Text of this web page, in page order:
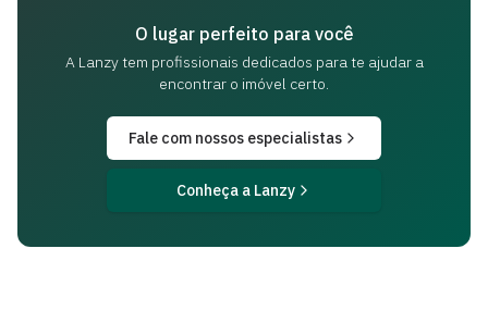
O lugar perfeito para você
A Lanzy tem profissionais dedicados parate ajudar a
encontrar o imóvel certo.
Fale com nossos especialistas
Conheça a Lanzy